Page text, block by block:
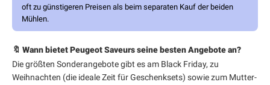
oft zu günstigeren Preisen als beim separaten Kauf der beiden
Mühlen.
🔖 Wann bietet Peugeot Saveurs seine besten Angebote an?
Die größten Sonderangebote gibt es am Black Friday, zu
Weihnachten (die ideale Zeit für Geschenksets) sowie zum Mutter-